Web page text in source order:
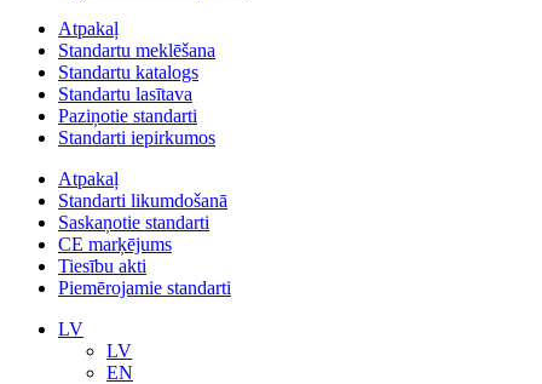
Atpakaļ
Standartu meklēšana
Standartu katalogs
Standartu lasītava
Paziņotie standarti
Standarti iepirkumos
Atpakaļ
Standarti likumdošanā
Saskaņotie standarti
CE marķējums
Tiesību akti
Piemērojamie standarti
LV
LV
EN